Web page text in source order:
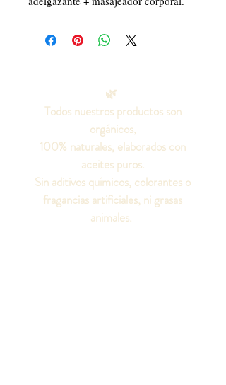
🌿
Todos nuestros productos son
orgánicos,
100% naturales, elaborados con
aceites puros.
Sin aditivos químicos, colorantes o
fragancias artificiales, ni grasas
animales.